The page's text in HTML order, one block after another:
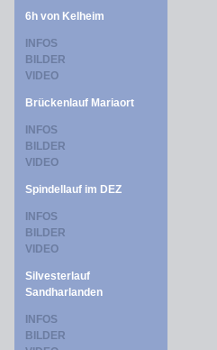
6h von Kelheim
INFOS
BILDER
VIDEO
Brückenlauf Mariaort
INFOS
BILDER
VIDEO
Spindellauf im DEZ
INFOS
BILDER
VIDEO
Silvesterlauf
Sandharlanden
INFOS
BILDER